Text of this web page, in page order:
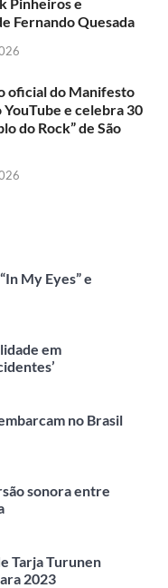
Fernando Quesada
oficial do Manifesto
e celebra 30
do Rock” de São
My Eyes” e
em
no Brasil
sonora entre
Tarja Turunen
2023